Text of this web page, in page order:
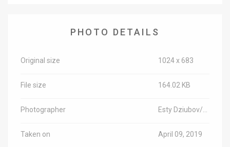
PHOTO DETAILS
Original size 1024 x 683
File size 164.02 KB
Photographer
Taken on April 09, 2019